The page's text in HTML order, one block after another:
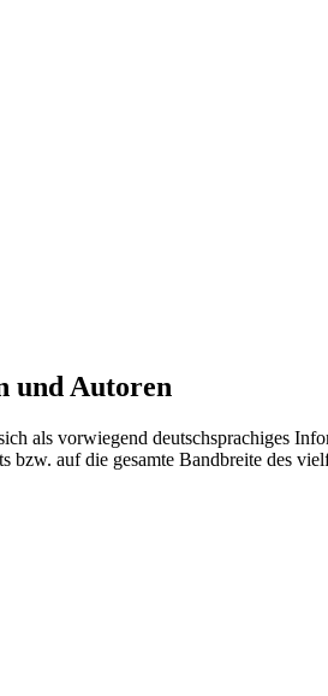
und Autoren
als vorwiegend deutschsprachiges
bzw. auf die gesamte Bandbreite des